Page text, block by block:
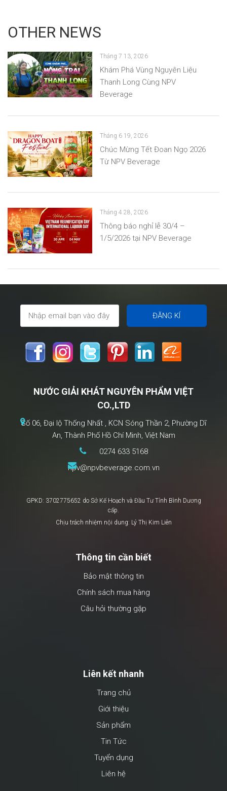
OTHER NEWS
Tháng 7 13, 2026
Khám Phá Vùng Nguyên Liệu
Thanh Long Cùng NPV
Beverage
Tháng 6 19, 2026
Chúc Mừng Tết Đoan Ngọ 2026
Từ NPV Beverage
Tháng 4 28, 2026
Thông báo nghỉ lễ 30/4 –
1/5/2026 tại NPV Beverage
NƯỚC GIẢI KHÁT NGUYÊN PHẨM VIỆT
CO.,LTD
Số 06, Đại lộ Thống Nhất , KCN Sóng Thần 2, Phường Dĩ
An, Thành Phố Hồ Chí Minh, Việt Nam
0274 633 5168
npv@npvbeverage.com.vn
GPKD: 3702775652 do Sở Kế Hoạch và Đầu Tư Tỉnh Bình Dương
cấp.
Chịu trách nhiệm nội dung: Lý Thị Kim Liên
Thông tin cần biết
Bảo mật thông tin
Chính sách mua hàng
Câu hỏi thường gặp
Liên kết nhanh
Trang chủ
Giới thiệu
Sản phẩm
Tin Tức
Tuyển dụng
Liên hệ